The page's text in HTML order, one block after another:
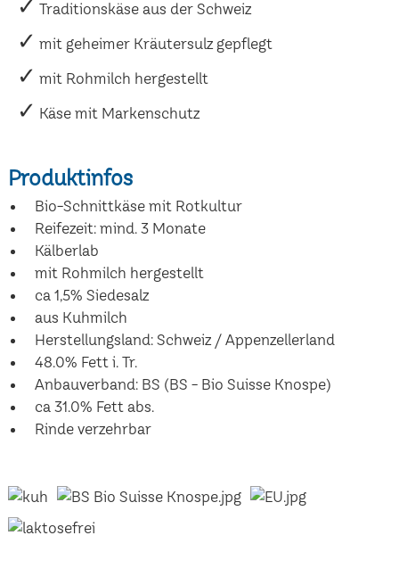
Traditionskäse aus der Schweiz
mit geheimer Kräutersulz gepflegt
mit Rohmilch hergestellt
Käse mit Markenschutz
Produktinfos
Bio-Schnittkäse mit Rotkultur
Reifezeit: mind. 3 Monate
Kälberlab
mit Rohmilch hergestellt
ca 1,5% Siedesalz
aus Kuhmilch
Herstellungsland: Schweiz / Appenzellerland
48.0% Fett i. Tr.
Anbauverband: BS (BS - Bio Suisse Knospe)
ca 31.0% Fett abs.
Rinde verzehrbar